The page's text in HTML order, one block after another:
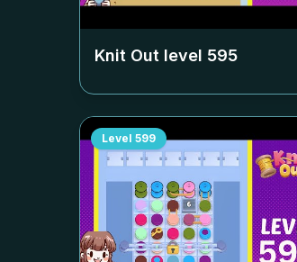
Knit Out level 595
Level 599